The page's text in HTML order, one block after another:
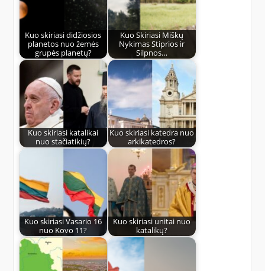
Kuo skiriasi didžiosios
planetos nuo žemės
grupės planetų?
Kuo Skiriasi Miškų
Nykimas Stiprios ir
Silpnos…
Kuo skiriasi katalikai
nuo stačiatikių?
Kuo skiriasi katedra nuo
arkikatedros?
Kuo skiriasi Vasario 16
nuo Kovo 11?
Kuo skiriasi unitai nuo
katalikų?